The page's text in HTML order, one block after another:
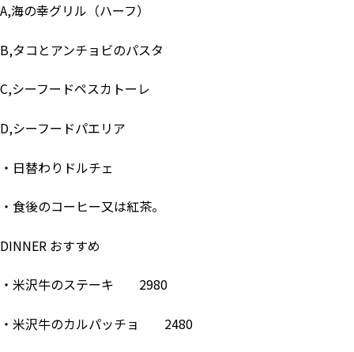
A,海の幸グリル（ハーフ）
B,タコとアンチョビのパスタ
C,シーフードペスカトーレ
D,シーフードパエリア
・日替わりドルチェ
・食後のコーヒー又は紅茶。
DINNER おすすめ
・米沢牛のステーキ 2980
・米沢牛のカルパッチョ 2480